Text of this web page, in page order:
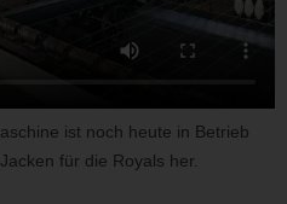
ist noch heute in Betrieb
für die Royals her.